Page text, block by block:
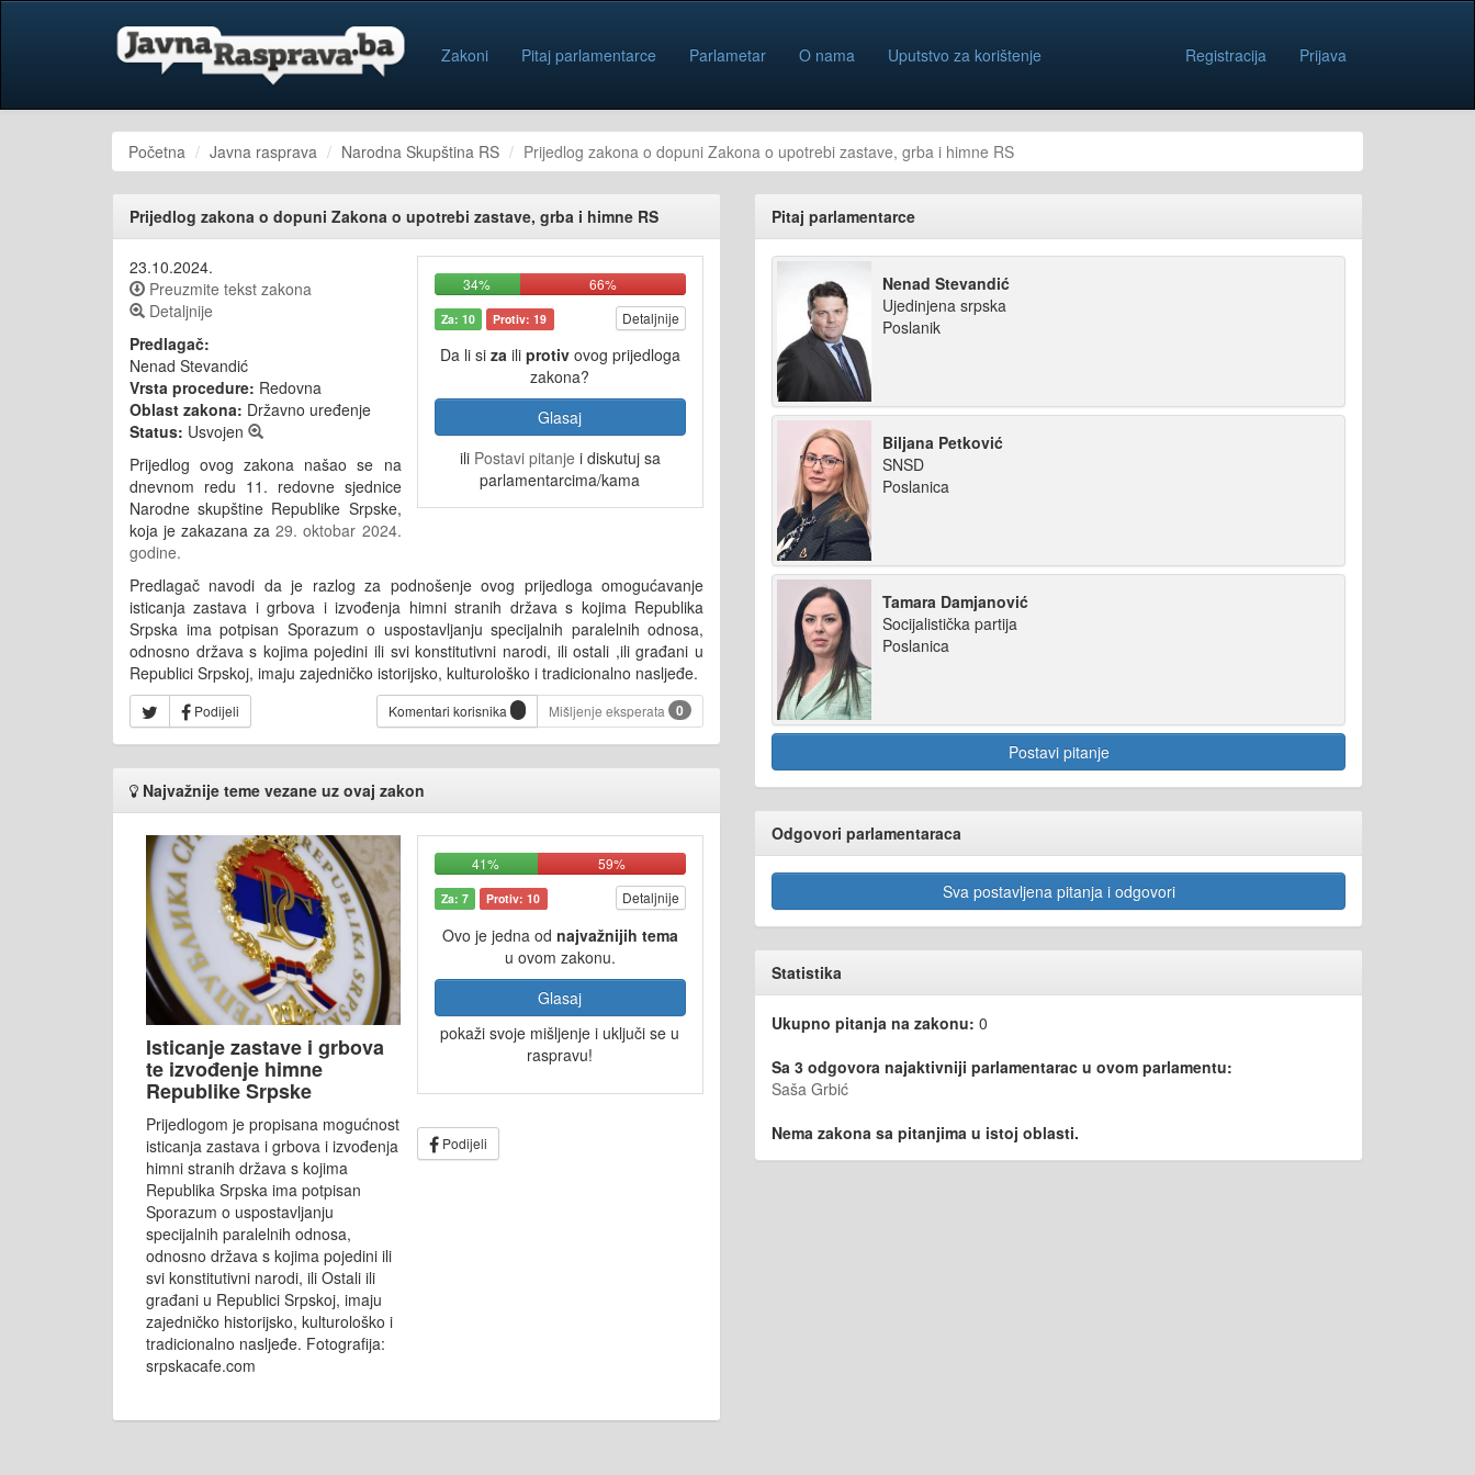
Zakoni Pitaj parlamentarce Parlametar O nama Uputstvo za korištenje Registracija Prijava
Početna Javna rasprava Narodna Skupština RS Prijedlog zakona o dopuni Zakona o upotrebi zastave, grba i himne RS
Prijedlog zakona o dopuni Zakona o upotrebi zastave, grba i himne RS
34% 66%
Za: 10 Protiv: 19 Detaljnije
Da li si zaili protivovog prijedloga
zakona?
Glasaj
ili Postavi pitanje i diskutuj sa
parlamentarcima/kama
23.10.2024.
Preuzmite tekst zakona
Detaljnije
Predlagač:
Nenad Stevandić
Vrsta procedure: Redovna
Oblast zakona: Državno uređenje
Status: Usvojen
Prijedlog ovog zakona našao se na
dnevnom redu 11. redovne sjednice
Narodne skupštine Republike Srpske,
koja je zakazana za29. oktobar 2024.
godine.
Predlagač navodi da je razlog za podnošenje ovog prijedloga omogućavanje
isticanja zastava i grbova i izvođenja himni stranih država s kojima Republika
Srpska ima potpisan Sporazum o uspostavljanju specijalnih paralelnih odnosa,
odnosno država s kojima pojedini ili svi konstitutivni narodi, ili ostali ,ili građani u
Republici Srpskoj, imaju zajedničko istorijsko, kulturološko i tradicionalno nasljeđe.
Podijeli Komentari korisnika Mišljenje eksperata 0
Najvažnije teme vezane uz ovaj zakon
Isticanje zastave i grbova
te izvođenje himne
Republike Srpske
Prijedlogom je propisana mogućnost
isticanja zastava i grbova i izvođenja
himni stranih država s kojima
Republika Srpska ima potpisan
Sporazum o uspostavljanju
specijalnih paralelnih odnosa,
odnosno država s kojima pojedini ili
svi konstitutivni narodi, ili Ostali ili
građani u Republici Srpskoj, imaju
zajedničko historijsko, kulturološko i
tradicionalno nasljeđe. Fotografija:
srpskacafe.com
41% 59%
Za: 7 Protiv: 10 Detaljnije
Ovo je jedna od najvažnijih tema
u ovom zakonu.
Glasaj
pokaži svoje mišljenje i uključi se u
raspravu!
Podijeli
Pitaj parlamentarce
Nenad Stevandić
Ujedinjena srpska
Poslanik
Biljana Petković
SNSD
Poslanica
Tamara Damjanović
Socijalistička partija
Poslanica
Postavi pitanje
Odgovori parlamentaraca
Sva postavljena pitanja i odgovori
Statistika
Ukupno pitanja na zakonu: 0
Sa 3 odgovora najaktivniji parlamentarac u ovom parlamentu:
Saša Grbić
Nema zakona sa pitanjima u istoj oblasti.